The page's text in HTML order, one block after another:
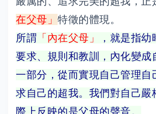
在父母」 特徵的體現。
所謂 「內在父母」
，就是指
要求、規則和教訓，內化變成
一部分，從而實現自己管理自
求自己的超我。我們對自己嚴
際上反映的是父母的聲音。